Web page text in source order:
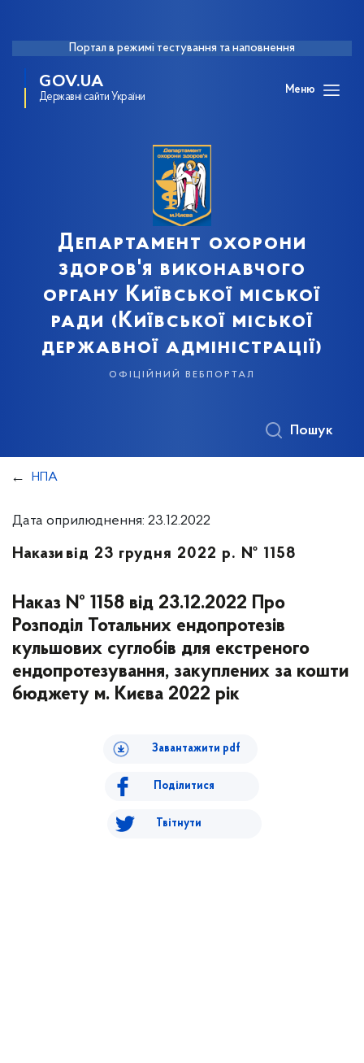
Портал в режимі тестування та наповнення
GOV.UA
Державні сайти України
Меню
Департамент охорони
здоров'я виконавчого
органу Київської міської
ради (Київської міської
державної адміністрації)
офіційний вебпортал
Пошук
НПА
Дата оприлюднення: 23.12.2022
Накази від 23 грудня 2022 р. № 1158
Наказ № 1158 від 23.12.2022 Про
Розподіл Тотальних ендопротезів
кульшових суглобів для екстреного
ендопротезування, закуплених за кошти
бюджету м. Києва 2022 рік
Завантажити pdf
Поділитися
Твітнути